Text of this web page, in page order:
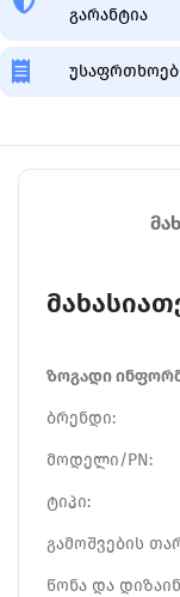
გარანტია
ზოგადი
ბრენდი:
მოდელი/PN:
ტიპი:
გამოშვების
წონა და